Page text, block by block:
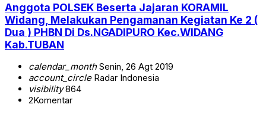
Anggota POLSEK Beserta Jajaran KORAMIL
Widang, Melakukan Pengamanan Kegiatan Ke 2 (
Dua ) PHBN Di Ds.NGADIPURO Kec.WIDANG
Kab.TUBAN
calendar_monthSenin, 26 Agt 2019
account_circleRadar Indonesia
visibility864
2Komentar